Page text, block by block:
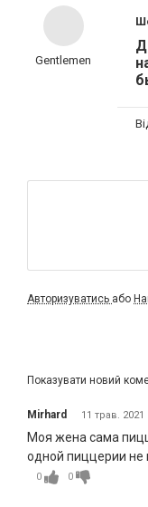
Gentlemen
Авторизуватись або
Показувати новий
Mirhard 11 трав. 2021
Моя жена сама
одной пиццерии не
0 0